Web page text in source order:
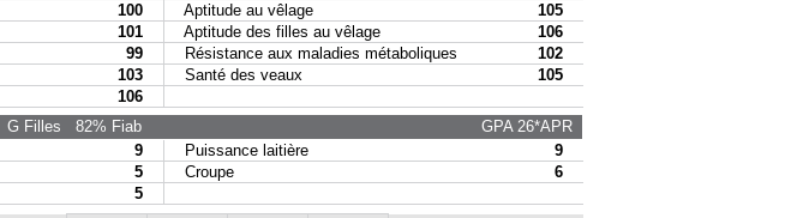
100 Aptitude au vêlage
105
101 Aptitude des filles au vêlage
106
99 Résistance aux maladies métaboliques
102
103 Santé des veaux
105
106
G Filles 82% Fiab
GPA 26*APR
9 Puissance laitière
9
5 Croupe
6
5